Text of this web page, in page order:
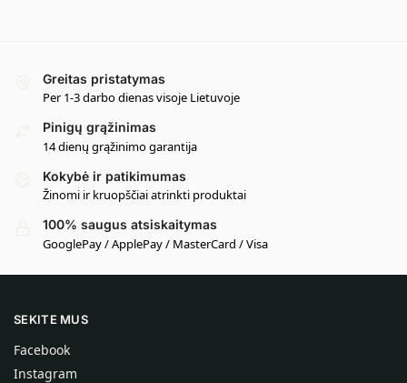
Greitas pristatymas
Per 1-3 darbo dienas visoje Lietuvoje
Pinigų grąžinimas
14 dienų grąžinimo garantija
Kokybė ir patikimumas
Žinomi ir kruopščiai atrinkti produktai
100% saugus atsiskaitymas
GooglePay / ApplePay / MasterCard / Visa
SEKITE MUS
Facebook
Instagram